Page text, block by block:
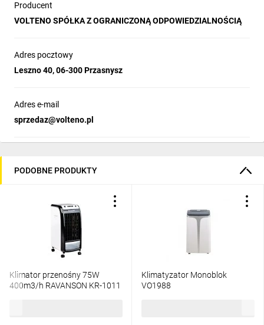
Producent
VOLTENO SPÓŁKA Z OGRANICZONĄ ODPOWIEDZIALNOŚCIĄ
Adres pocztowy
Leszno 40, 06-300 Przasnysz
Adres e-mail
sprzedaz@volteno.pl
PODOBNE PRODUKTY
Klimator przenośny 75W
400m3/h RAVANSON KR-1011
Klimatyzator Monoblok
VO1988